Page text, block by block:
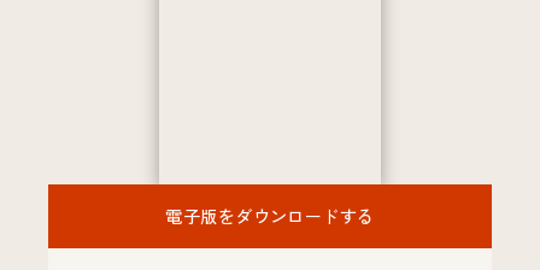
電子版をダウンロードする